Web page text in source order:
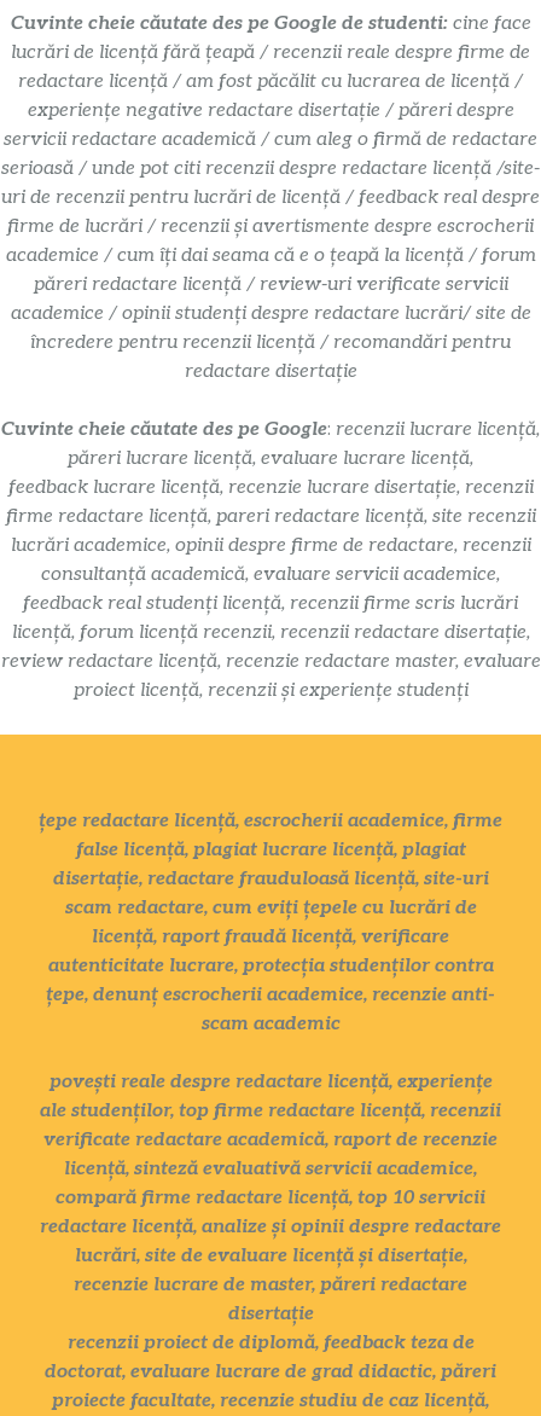
Cuvinte cheie căutate des pe Google de studenti: cine face
lucrări de licență fără țeapă / recenzii reale despre firme de
redactare licență / am fost păcălit cu lucrarea de licență /
experiențe negative redactare disertație / păreri despre
servicii redactare academică / cum aleg o firmă de redactare
serioasă / unde pot citi recenzii despre redactare licență /site-
uri de recenzii pentru lucrări de licență / feedback real despre
firme de lucrări / recenzii și avertismente despre escrocherii
academice / cum îți dai seama că e o țeapă la licență / forum
păreri redactare licență / review-uri verificate servicii
academice / opinii studenți despre redactare lucrări/ site de
încredere pentru recenzii licență / recomandări pentru
redactare disertație
Cuvinte cheie căutate des pe Google: recenzii lucrare licență,
păreri lucrare licență, evaluare lucrare licență,
feedback lucrare licență, recenzie lucrare disertație, recenzii
firme redactare licență, pareri redactare licență, site recenzii
lucrări academice, opinii despre firme de redactare, recenzii
consultanță academică, evaluare servicii academice,
feedback real studenți licență, recenzii firme scris lucrări
licență, forum licență recenzii, recenzii redactare disertație,
review redactare licență, recenzie redactare master, evaluare
proiect licență, recenzii și experiențe studenți
țepe redactare licență, escrocherii academice, firme
false licență, plagiat lucrare licență, plagiat
disertație, redactare frauduloasă licență, site-uri
scam redactare, cum eviți țepele cu lucrări de
licență, raport fraudă licență, verificare
autenticitate lucrare, protecția studenților contra
țepe, denunț escrocherii academice, recenzie anti-
scam academic
povești reale despre redactare licență, experiențe
ale studenților, top firme redactare licență, recenzii
verificate redactare academică, raport de recenzie
licență, sinteză evaluativă servicii academice,
compară firme redactare licență, top 10 servicii
redactare licență, analize și opinii despre redactare
lucrări, site de evaluare licență și disertație,
recenzie lucrare de master, păreri redactare
disertație
recenzii proiect de diplomă, feedback teza de
doctorat, evaluare lucrare de grad didactic, păreri
proiecte facultate, recenzie studiu de caz licență,